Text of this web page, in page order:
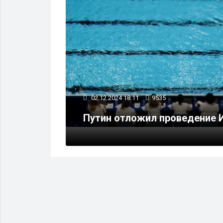
02.12.2024 18:11 9535
Путин отложил проведение